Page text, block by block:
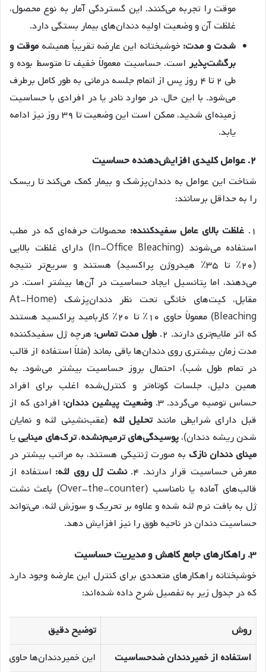
موقت را تجربه می‌کنند. این گستردگی آمار به نوع محصول،
غلظت آن و وضعیت اولیه دندان‌های بیمار بستگی دارد.
شدت و مدت: خوشبختانه این عارضه تقریباً همیشهموقت و
برگشت‌پذیر است. حساسیت معمولاً خفیف تا متوسط بوده و
طی ۲ تا ۴ روز پس از اتمام جلسه درمانی به طور کامل برطرف
می‌شود. با این حال، در موارد نادر یا در افرادی با حساسیت
زمینه‌ای شدید، ممکن است این وضعیت تا ۳۹ روز نیز ادامه
یابد.
۲. عوامل کلیدی افزایش‌دهنده حساسیت
شناخت این عوامل به دندان‌پزشک و بیمار کمک می‌کند تا ریسک
را به حداقل برسانند:
۱. غلظت بالای عامل سفیدکننده: محصولات حرفه‌ای که در مطب
استفاده می‌شوند (In-Office Bleaching) دارای غلظت بالایی
(۲۰٪ تا ۳۵٪ هیدروژن پراکسید) هستند و سریع‌تر نتیجه
می‌دهند، اما پتانسیل ایجاد حساسیت در آن‌ها بیشتر است. در
مقابل، کیت‌های خانگی تحت نظر دندان‌پزشک (At-Home
Bleaching) معمولاً حاوی ۱۰٪ تا ۲۰٪ کاربامید پراکسید هستند
که اثر ملایم‌تری دارند. ۲.
طول مدت تماس: هرچه ژل سفیدکننده
مدت زمان بیشتری روی دندان‌ها باقی بماند (مثلاً استفاده از قالب
در تمام طول شب)، احتمال بروز حساسیت بیشتر می‌شود. به
همین دلیل، جلسات کوتاه‌تر و کنترل‌شده اغلب برای افراد
حساس توصیه می‌گردد. ۳.
وضعیت پیشین دندان: افرادی که از
قبل دارای شرایطی مانندتحلیل لثه (عقب‌نشینی لثه و نمایان
شدن ریشه دندان)،پوسیدگی‌های ترمیم‌نشده،ترک‌های مینایییا
مینای دندان نازک به صورت ژنتیکی هستند، به مراتب بیشتر در
معرض حساسیت قرار دارند. ۴.
نشت ژل روی لثه: استفاده از
قالب‌های آماده یا نامناسب (Over-the-counter) باعث نشت
ژل به بافت نرم لثه شده و علاوه بر تحریک و سوزش لثه، می‌تواند
حساسیت دندان در ناحیه طوق را نیز افزایش دهد.
۳. راهکارهای جامع کاهش و مدیریت حساسیت
خوشبختانه راهکارهای متعددی برای کنترل این عارضه وجود دارد
که در جدول زیر به تفصیل شرح داده شده‌اند:
روش
توضیح دقیق
استفاده از خمیردندان ضدحساسیت
این خمیردندان‌ها حاوی